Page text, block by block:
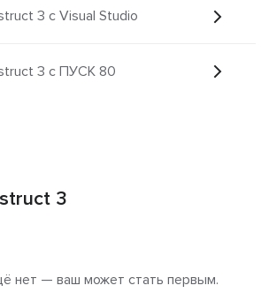
3 с Visual Studio
3 с ПУСК 80
3
нет — ваш может стать первым.